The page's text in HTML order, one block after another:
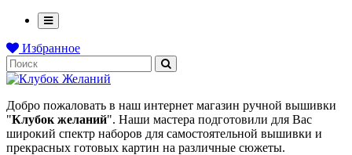
Избранное
Добро пожаловать в наш интернет магазин ручной вышивки
"Клубок желаний". Наши мастера подготовили для Вас
широкий спектр наборов для самостоятельной вышивки и
прекрасных готовых картин на различные сюжеты.